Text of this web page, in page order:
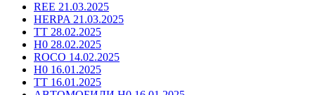
REE 21.03.2025
HERPA 21.03.2025
TT 28.02.2025
H0 28.02.2025
ROCO 14.02.2025
H0 16.01.2025
TT 16.01.2025